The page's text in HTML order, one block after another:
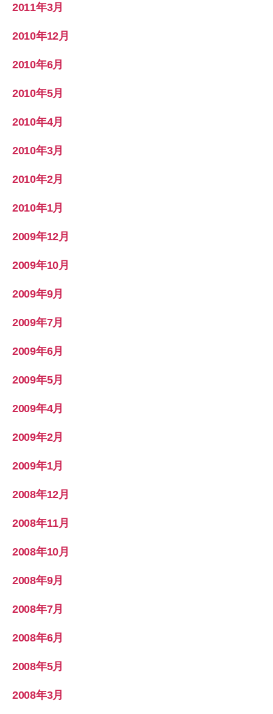
2011年3月
2010年12月
2010年6月
2010年5月
2010年4月
2010年3月
2010年2月
2010年1月
2009年12月
2009年10月
2009年9月
2009年7月
2009年6月
2009年5月
2009年4月
2009年2月
2009年1月
2008年12月
2008年11月
2008年10月
2008年9月
2008年7月
2008年6月
2008年5月
2008年3月